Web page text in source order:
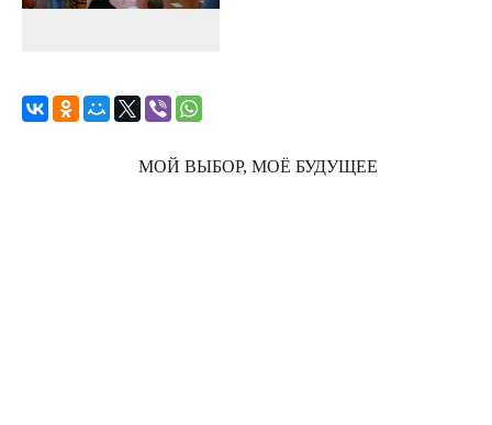
МОЙ ВЫБОР, МОЁ БУДУЩЕЕ